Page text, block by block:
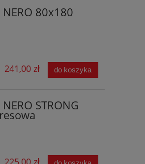
NERO 80x180
241,00 zł do koszyka
STRONG
225,00 zł